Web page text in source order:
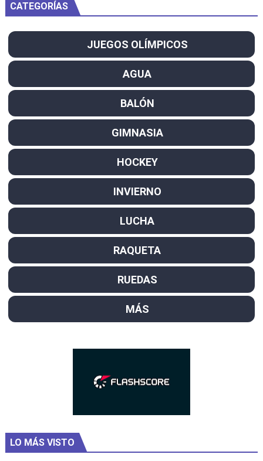
CATEGORÍAS
JUEGOS OLÍMPICOS
AGUA
BALÓN
GIMNASIA
HOCKEY
INVIERNO
LUCHA
RAQUETA
RUEDAS
MÁS
LO MÁS VISTO